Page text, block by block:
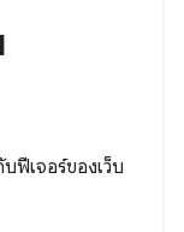
ฟีเจอร์ของเว็บ